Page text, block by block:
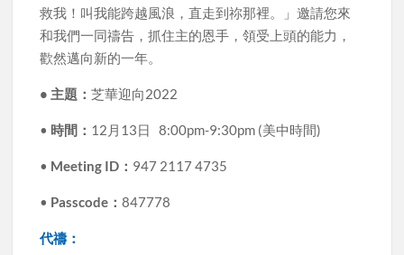
救我！叫我能跨越風浪，直走到祢那裡。」邀請您來
和我們一同禱告，抓住主的恩手，領受上頭的能力，
歡然邁向新的一年。
• 主題：芝華迎向2022
• 時間： 12月13日 8:00pm-9:30pm (美中時間)
• Meeting ID： 947 2117 4735
• Passcode：847778
代禱：